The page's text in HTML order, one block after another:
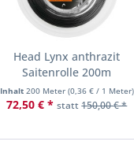
Head Lynx anthrazit
Saitenrolle 200m
Inhalt 200 Meter (0,36 €/ 1 Meter)
72,50 € * statt150,00 € *